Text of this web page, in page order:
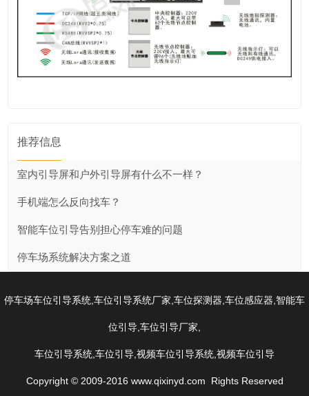
推荐信息
室内引导屏和户外引导屏有什么不一样？
手机端怎么反向找车？
智能车位引导告别担心停车难的问题
停车场系统解决方案之道
停车场车位引导系统 车位引导系统厂家 车位探测器 车位感应器 智能车
位引导 车位引导厂家
车位引导系统 车位引导 视频车位引导系统 视频车位引导
Copyright © 2009-2016 www.qixinyd.com Rights Reserved